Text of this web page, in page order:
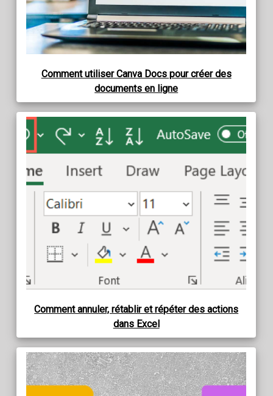
Comment utiliser Canva Docs pour créer des
documents en ligne
Comment annuler, rétablir et répéter des actions
dans Excel